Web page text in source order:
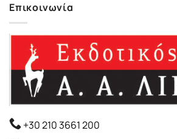
Επικοινωνία
+30 210 3661 200